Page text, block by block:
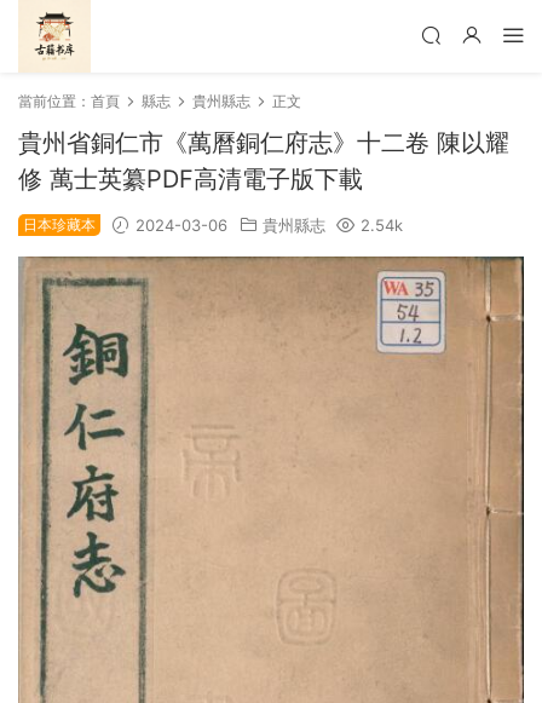
當前位置： 首頁 縣志 貴州縣志 正文
貴州省銅仁市《萬曆銅仁府志》十二卷 陳以耀
修 萬士英纂PDF高清電子版下載
日本珍藏本 2024-03-06 貴州縣志 2.54k